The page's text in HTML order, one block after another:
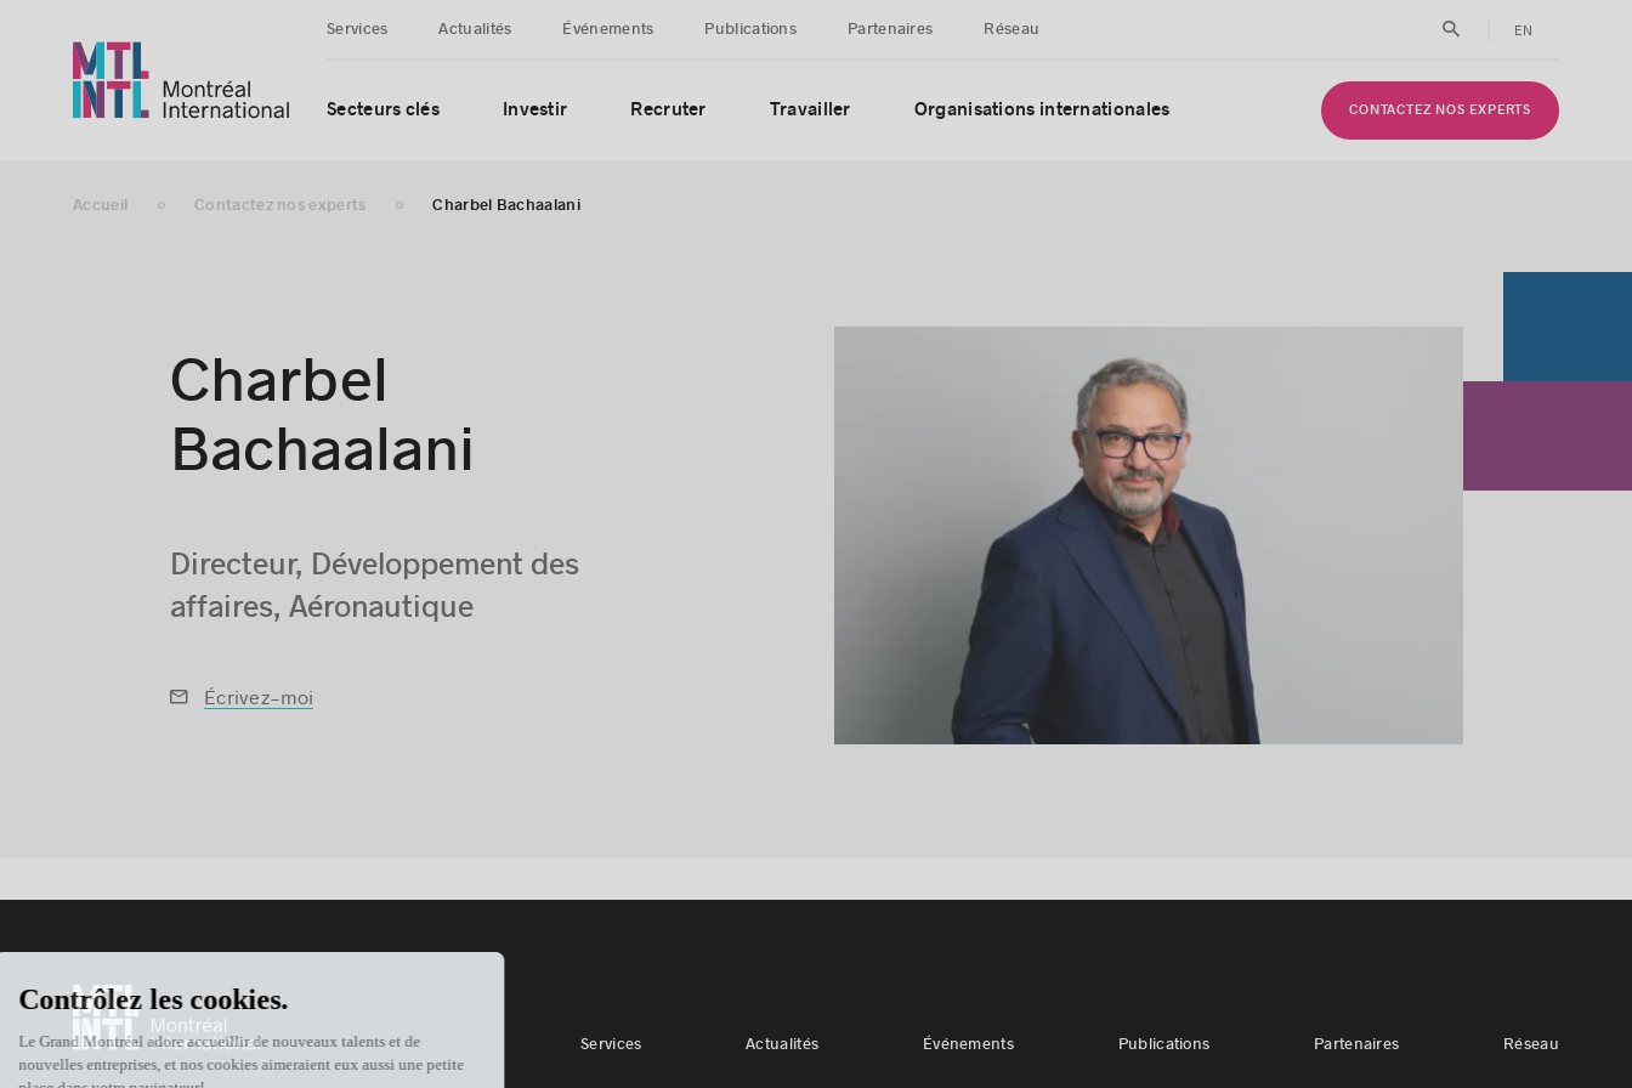
Services Actualités Événements Publications Partenaires Réseau EN
Secteurs clés Investir Recruter Travailler Organisations internationales CONTACTEZ NOS EXPERTS
Accueil Contactez nos experts Charbel Bachaalani
Charbel
Bachaalani
Directeur, Développement des
affaires, Aéronautique
Écrivez-moi
Services Actualités Événements Publications Partenaires Réseau